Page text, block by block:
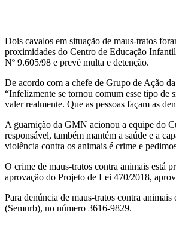
Dois cavalos em situação de maus-tratos
proximidades do Centro de Educação
Nº 9.605/98 e prevê multa e detenção.
De acordo com a chefe de Grupo de Ação
“Infelizmente se tornou comum esse tipo de
valer realmente. Que as pessoas façam as
A guarnição da GMN acionou a equipe do
responsável, também mantém a saúde e a
violência contra os animais é crime e
O crime de maus-tratos contra animais está
aprovação do Projeto de Lei 470/2018,
Para denúncia de maus-tratos contra
(Semurb), no número 3616-9829.